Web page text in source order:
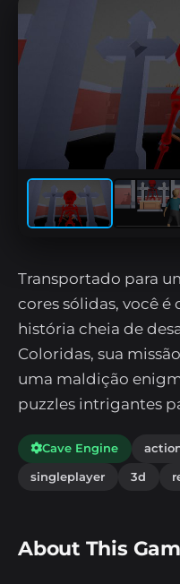
Transportado para
cores sólidas, você
história cheia de
Coloridas, sua
uma maldição
puzzles intrigantes
Cave Engine
singleplayer
3d
About This